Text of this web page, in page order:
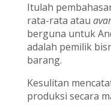
Itulah
rata-rata atau
berguna untuk
adalah pemilik
barang.
Kesulitan
produksi secara